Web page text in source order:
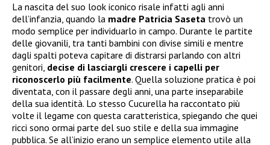
La nascita del suo look iconico risale infatti agli anni
dell’infanzia, quando la madre Patricia Saseta trovò un
modo semplice per individuarlo in campo. Durante le partite
delle giovanili, tra tanti bambini con divise simili e mentre
dagli spalti poteva capitare di distrarsi parlando con altri
genitori, decise di lasciargli crescere i capelli per
riconoscerlo più facilmente. Quella soluzione pratica è poi
diventata, con il passare degli anni, una parte inseparabile
della sua identità. Lo stesso Cucurella ha raccontato più
volte il legame con questa caratteristica, spiegando che quei
ricci sono ormai parte del suo stile e della sua immagine
pubblica. Se all’inizio erano un semplice elemento utile alla